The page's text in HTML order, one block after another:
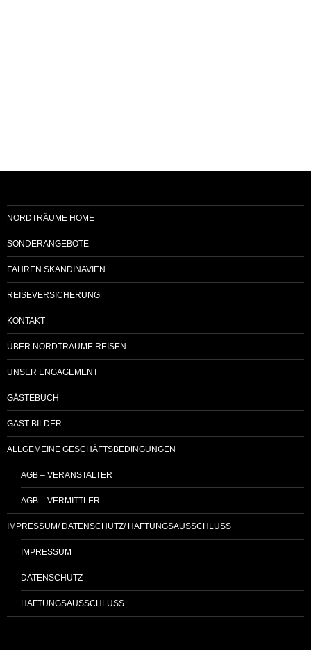
NORDTRÄUME HOME
SONDERANGEBOTE
FÄHREN SKANDINAVIEN
REISEVERSICHERUNG
KONTAKT
ÜBER NORDTRÄUME REISEN
UNSER ENGAGEMENT
GÄSTEBUCH
GAST BILDER
ALLGEMEINE GESCHÄFTSBEDINGUNGEN
AGB – VERANSTALTER
AGB – VERMITTLER
IMPRESSUM/ DATENSCHUTZ/ HAFTUNGSAUSSCHLUSS
IMPRESSUM
DATENSCHUTZ
HAFTUNGSAUSSCHLUSS